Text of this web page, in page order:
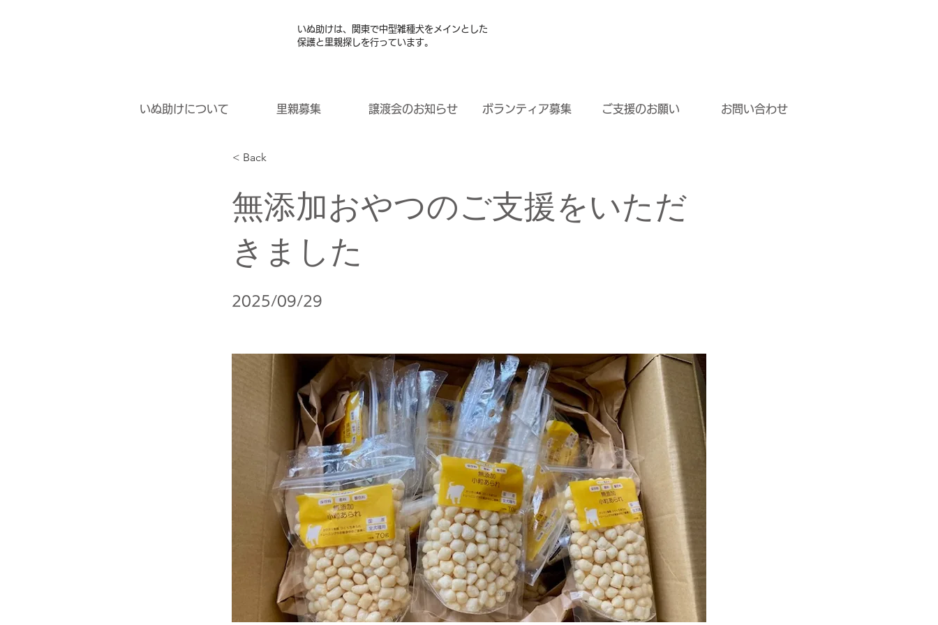
いぬ助けは、関東で中型雑種犬をメインとした
保護と里親探しを行っています。
いぬ助けについて 里親募集 譲渡会のお知らせ ボランティア募集 ご支援のお願い お問い合わせ
< Back
無添加おやつのご支援をいただ
きました
2025/09/29